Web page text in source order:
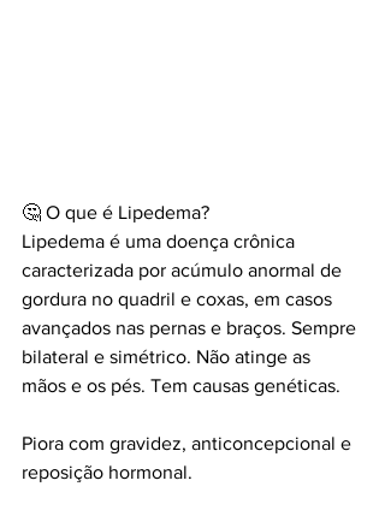
🤔 O que é Lipedema?
Lipedema é uma doença crônica
caracterizada por acúmulo anormal de
gordura no quadril e coxas, em casos
avançados nas pernas e braços. Sempre
bilateral e simétrico. Não atinge as
mãos e os pés. Tem causas genéticas.
Piora com gravidez, anticoncepcional e
reposição hormonal.